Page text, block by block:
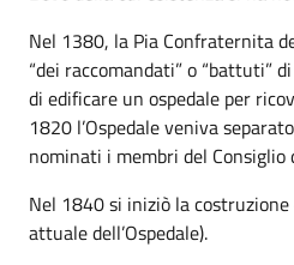
Nel 1380, la Pia Confraternita
“dei raccomandati” o “battuti”
di edificare un ospedale per
1820 l’Ospedale veniva
nominati i membri del
Nel 1840 si iniziò la costruzione
attuale dell’Ospedale).